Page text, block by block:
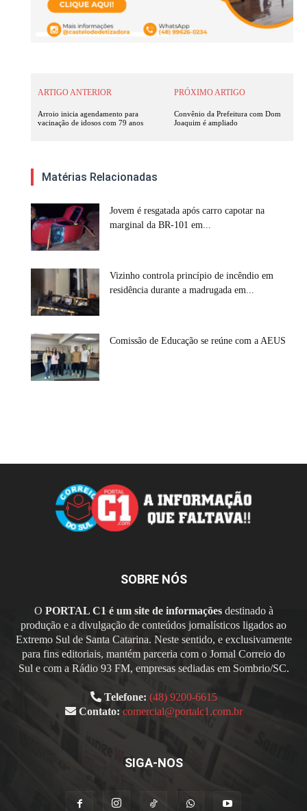
ARTIGO ANTERIOR
Arroio inicia agendamento para
vacinação de idosos com 79 anos
PRÓXIMO ARTIGO
Convênio da Prefeitura com Dom
Joaquim é ampliado
Matérias Relacionadas
Jovem é resgatada após carro capotar na
marginal da BR-101 em...
Vizinho controla princípio de incêndio em
residência durante a madrugada em...
Comissão de Educação se reúne com a AEUS
SOBRE NÓS
O PORTAL C1 é um site de informaçõesdestinado à
produção e a divulgação de conteúdos jornalísticos ligados ao
Extremo Sul de Santa Catarina. Neste sentido, e exclusivamente
para fins editoriais, mantém parceria com o Jornal Correio do
Sul e com a Rádio 93 FM, empresas sediadas em Sombrio/SC.
Telefone: (48) 9200-6615
Contato: comercial@portalc1.com.br
SIGA-NOS